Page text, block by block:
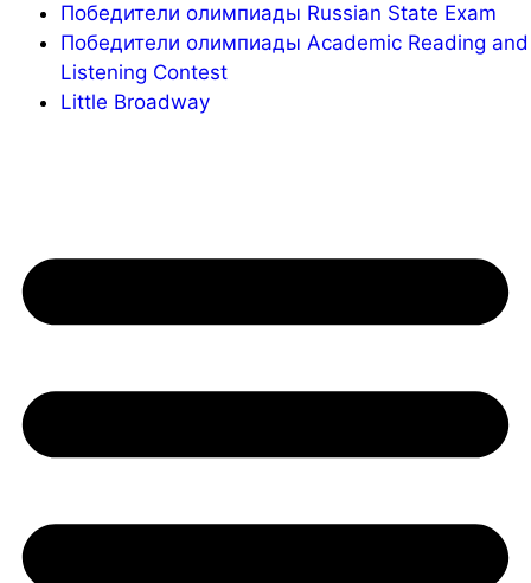
Победители олимпиады Russian State Exam
Победители олимпиады Academic Reading and
Listening Contest
Little Broadway